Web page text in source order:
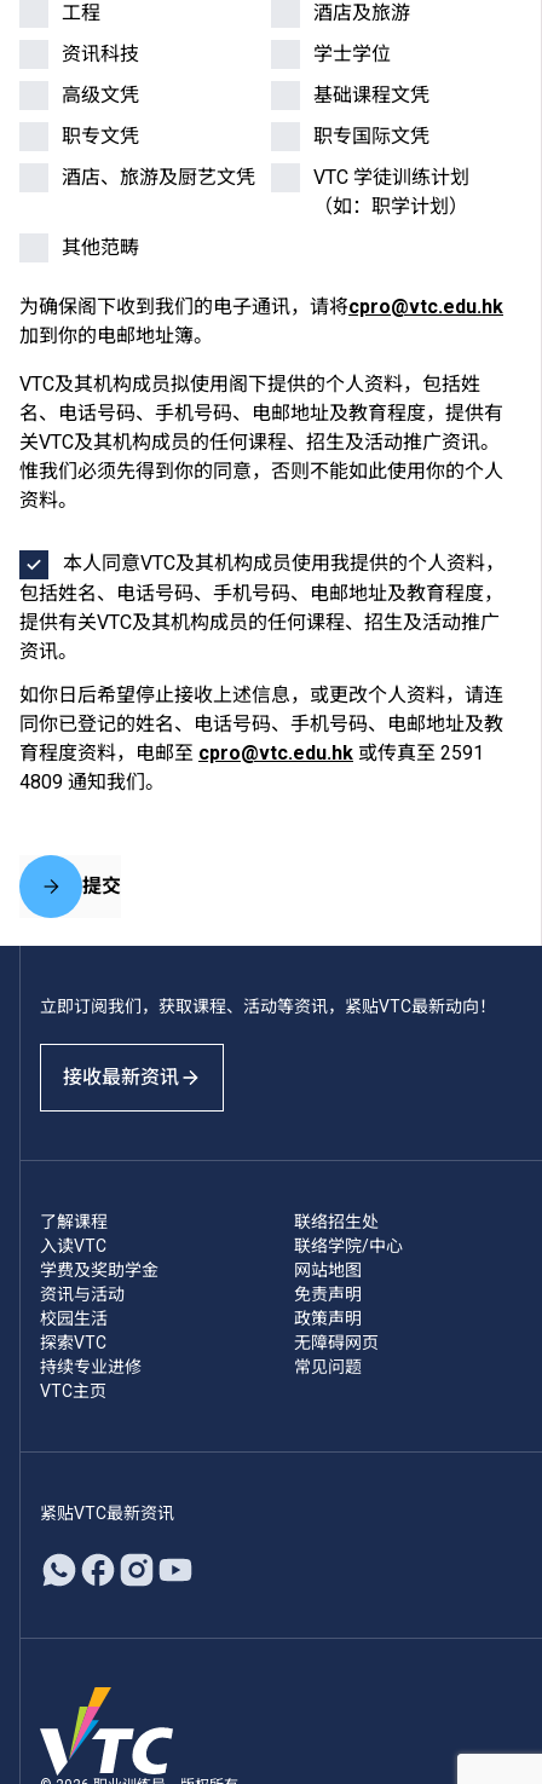
工程
酒店及旅游
资讯科技
学士学位
高级文凭
基础课程文凭
职专文凭
职专国际文凭
酒店、旅游及厨艺文凭
VTC 学徒训练计划
（如：职学计划）
其他范畴
为确保阁下收到我们的电子通讯，请将cpro@vtc.edu.hk
加到你的电邮地址簿。
VTC及其机构成员拟使用阁下提供的个人资料，包括姓
名、电话号码、手机号码、电邮地址及教育程度，提供有
关VTC及其机构成员的任何课程、招生及活动推广资讯。
惟我们必须先得到你的同意，否则不能如此使用你的个人
资料。
本人同意VTC及其机构成员使用我提供的个人资料，
包括姓名、电话号码、手机号码、电邮地址及教育程度，
提供有关VTC及其机构成员的任何课程、招生及活动推广
资讯。
如你日后希望停止接收上述信息，或更改个人资料，请连
同你已登记的姓名、电话号码、手机号码、电邮地址及教
育程度资料，电邮至 cpro@vtc.edu.hk 或传真至 2591
4809 通知我们。
提交
立即订阅我们，获取课程、活动等资讯，紧贴VTC最新动向！
接收最新资讯
了解课程
入读VTC
学费及奖助学金
资讯与活动
校园生活
探索VTC
持续专业进修
VTC主页
联络招生处
联络学院/中心
网站地图
免责声明
政策声明
无障碍网页
常见问题
紧贴VTC最新资讯